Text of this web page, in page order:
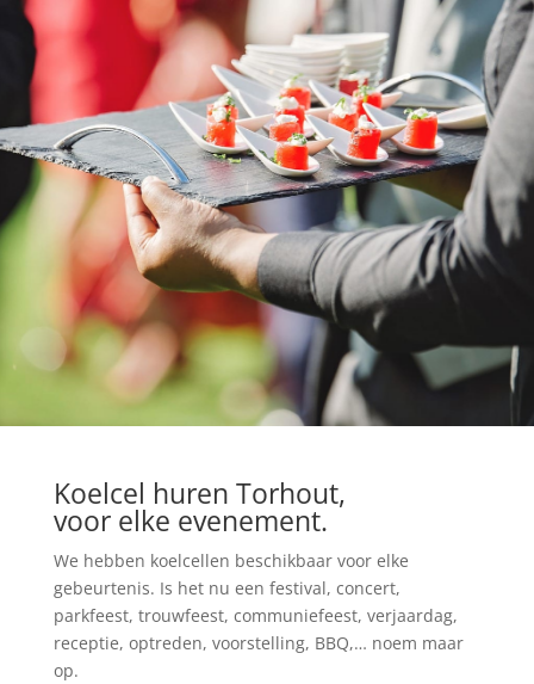
Koelcel huren Torhout,
voor elke evenement.
We hebben koelcellen beschikbaar voor elke
gebeurtenis. Is het nu een festival, concert,
parkfeest, trouwfeest, communiefeest, verjaardag,
receptie, optreden, voorstelling, BBQ,… noem maar
op.